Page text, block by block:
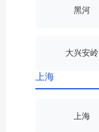
黑河
大兴安岭
上海
上海